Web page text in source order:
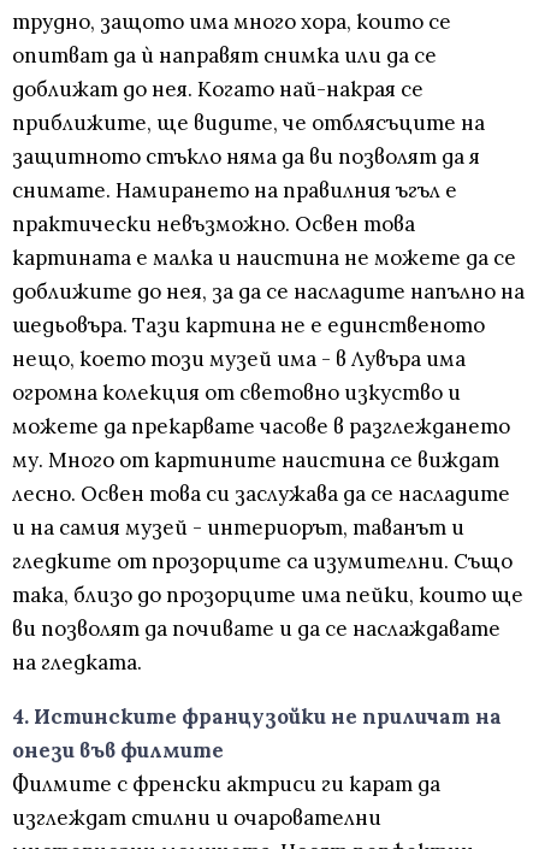
трудно, защото има много хора, които се
опитват да ѝ направят снимка или да се
доближат до нея. Когато най-накрая се
приближите, ще видите, че отблясъците на
защитното стъкло няма да ви позволят да я
снимате. Намирането на правилния ъгъл е
практически невъзможно. Освен това
картината е малка и наистина не можете да се
доближите до нея, за да се насладите напълно на
шедьовъра. Тази картина не е единственото
нещо, което този музей има - в Лувъра има
огромна колекция от световно изкуство и
можете да прекарвате часове в разглеждането
му. Много от картините наистина се виждат
лесно. Освен това си заслужава да се насладите
и на самия музей - интериорът, таванът и
гледките от прозорците са изумителни. Също
така, близо до прозорците има пейки, които ще
ви позволят да почивате и да се наслаждавате
на гледката.
4. Истинските французойки не приличат на
онези във филмите
Филмите с френски актриси ги карат да
изглеждат стилни и очарователни